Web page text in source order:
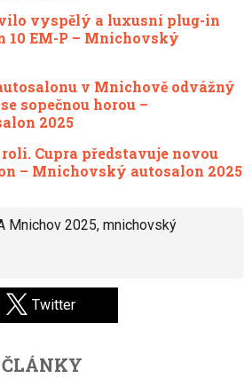
Mnichov 2025, mnichovský
Twitter
vyspělý a luxusní plug-in
10 EM-P – Mnichovský
v Mnichově odvážný
sopečnou horou –
2025
Cupra představuje novou
– Mnichovský autosalon 2025